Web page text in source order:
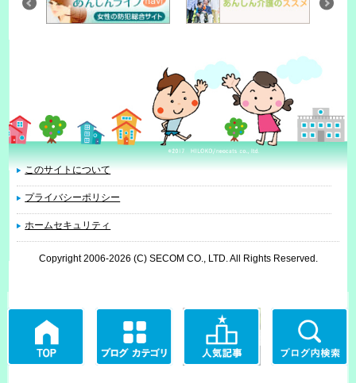
このサイトについて
プライバシーポリシー
ホームセキュリティ
Copyright 2006-2026 (C) SECOM CO., LTD. All Rights Reserved.